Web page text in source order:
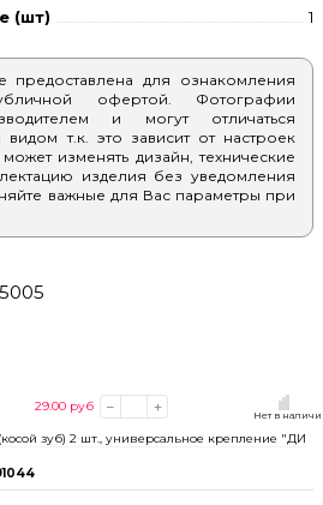
(шт)
1
для ознакомления
офертой. Фотографии
и могут отличаться
т.к. это зависит от настроек
изменять дизайн, технические
изделия без уведомления
важные для Вас параметры при
зуб) 2 шт., универсальное крепление "ДИ
Нет в
29.00 руб